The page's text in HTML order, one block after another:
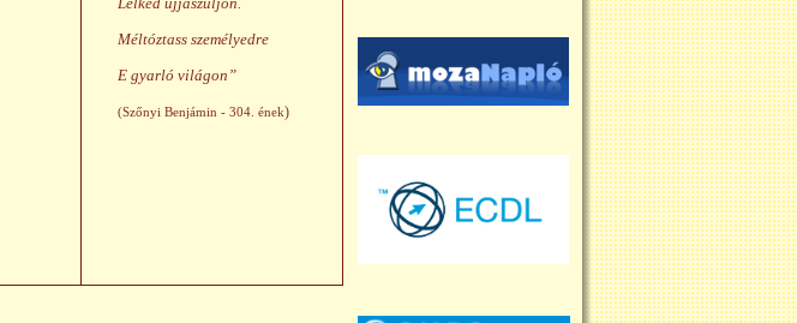
Méltóztass személyedre
E gyarló világon”
(Szőnyi Benjámin - 304. ének)